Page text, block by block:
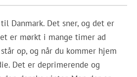
Danmark. Det sner, og det er
er mørkt i mange timer ad
op, og når du kommer hjem
Det er deprimerende og